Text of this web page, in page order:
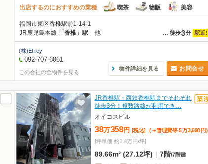
出店するのにおすすめの業種
喫茶 物販 美容
福岡市東区香椎駅前1-14-1
… 徒歩3分 駅近!
JR鹿児島本線 「香椎」駅 他
(株)El rey
092-707-6061
この会社の全物件を見る
物件詳細を見る お問合せ
JR香椎駅・西鉄香椎駅までそれぞれ
徒歩3分！複数路線が利用でき…
オイコスビル
38万358 円 [税込] (＋管理費等 5万3,698 円)
[坪単価 約1.4万円/坪]
89.66m² (27.12坪) | 7階/7階建